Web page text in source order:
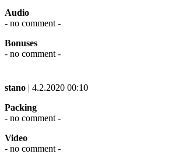
Audio
- no comment -
Bonuses
- no comment -
stano | 4.2.2020 00:10
Packing
- no comment -
Video
- no comment -